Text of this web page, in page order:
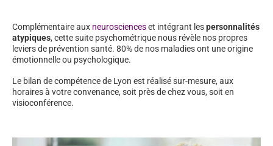
Complémentaire aux neuroscienceset intégrant lespersonnalités
atypiques, cette suite psychométrique nous révèle nos propres
leviers de prévention santé. 80% de nos maladies ont une origine
émotionnelle ou psychologique.
Le bilan de compétence de Lyon est réalisé sur-mesure, aux
horaires à votre convenance, soit près de chez vous, soit en
visioconférence.